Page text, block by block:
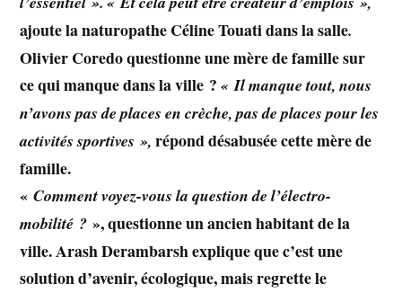
ajoute la naturopathe Céline Touatidans la salle.
Olivier Coredoquestionne une mère de famille sur
ce qui manque dans la ville ?« Il manque tout, nous
n’avons pas de places en crèche, pas de places pour les
activités sportives »,répond désabusée cette mère de
famille.
«Comment voyez-vous la question de l’électro-
mobilité ? », questionne un ancien habitant de la
ville. Arash Derambarshexplique que c’est une
solution d’avenir, écologique, mais regrette le